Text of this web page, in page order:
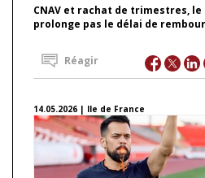
CNAV et rachat de trimestres,
prolonge pas le délai de
Réagir
14.05.2026 | Ile de France